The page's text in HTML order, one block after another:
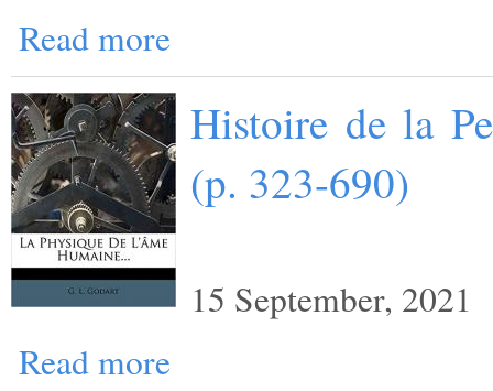
Read more
Histoire de la
(p. 323-690)
15 September, 2021
Read more